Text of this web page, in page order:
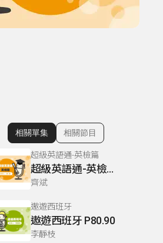
顯示相關單集
相關單集 相關節目
超級英語通-英檢篇
超級英語通-英檢篇 083 Cloze Test/段落填空-13
齊斌
遨遊西班牙
遨遊西班牙 P80.90
李靜枝